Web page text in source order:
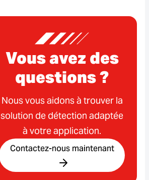
Vous avez des
questions ?
Nous vous aidons à trouver la
solution de détection adaptée
à votre application.
Contactez-nous maintenant